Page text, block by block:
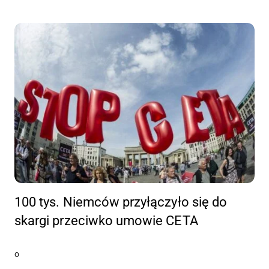
100 tys. Niemców przyłączyło się do
skargi przeciwko umowie CETA
o